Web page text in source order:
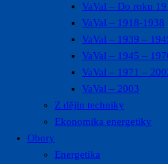
VaVal – Do roku
VaVal – 1918-1938
VaVal – 1939 –
VaVal – 1945 –
VaVal – 1971 –
VaVal – 2003
Z dějin techniky
Ekonomika energetiky
Obory
Energetika